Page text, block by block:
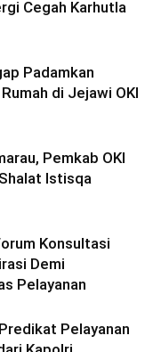
Cegah Karhutla
Padamkan
di Jejawi OKI
Pemkab OKI
Istisqa
Konsultasi
Demi
Pelayanan
Pelayanan